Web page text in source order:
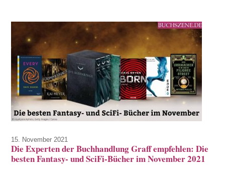
15. November 2021
Die Experten der Buchhandlung Graff empfehlen: Die
besten Fantasy- und SciFi-Bücher im November 2021